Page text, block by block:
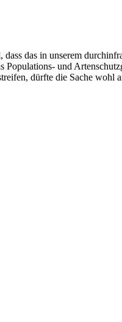
das in unserem
Populations- und
dürfte die Sache wohl